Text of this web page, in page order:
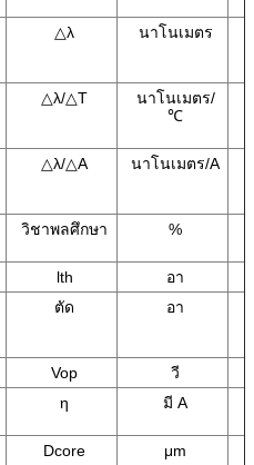
△λ นาโนเมตร
△λ/△T
นาโนเมตร/
℃
△λ/△A นาโนเมตร/A
วิชาพลศึกษา %
lth
อา
ตัด อา
Vop
วี
η มี A
Dcore μm